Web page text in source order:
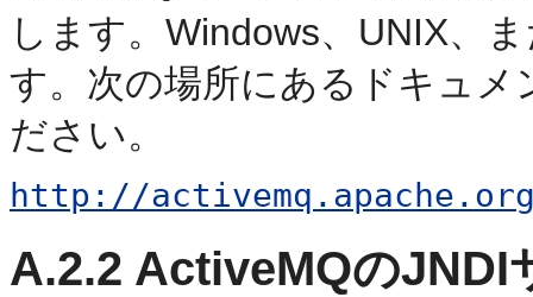
します。Windows、UNIX、
す。次の場所にあるドキュ
ださい。
http://
A.2.2 ActiveMQのJNDI